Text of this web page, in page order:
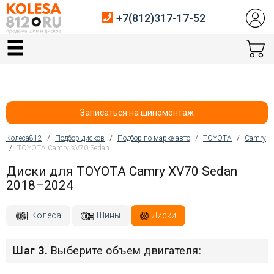
Главная
Автосервис
Услуги шиномонтажа
Хранение шин
+7(812)317-17-52
Записаться на шиномонтаж
Вы здесь
Колеса812 / Подбор дисков / Подбор по марке авто / TOYOTA /
Camry
/ TOYOTA Camry XV70 Sedan
Диски для TOYOTA Camry XV70 Sedan
2018–2024
Колёса Шины Диски
Шаг 3. Выберите объем двигателя: